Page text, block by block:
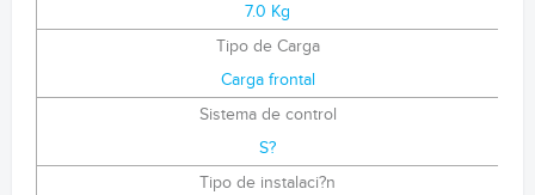
7.0 Kg
Tipo de Carga
Carga frontal
Sistema de control
S?
Tipo de instalaci?n